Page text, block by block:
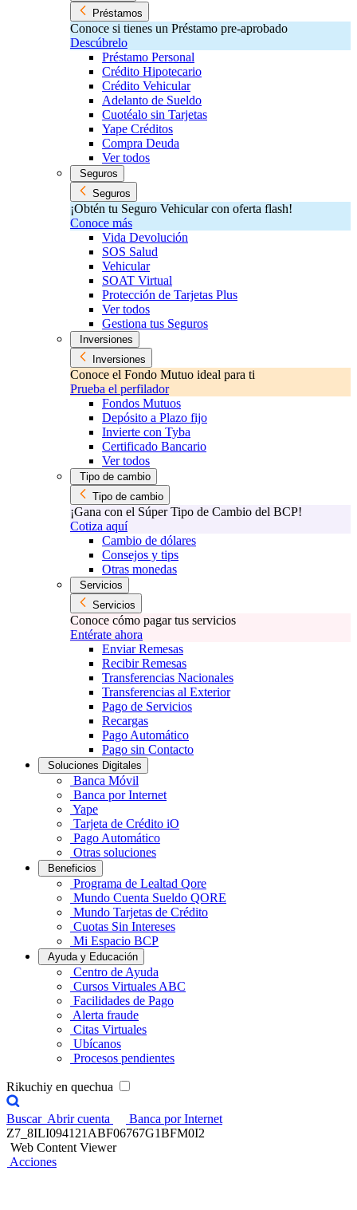
Préstamos
Conoce si tienes un Préstamo pre-aprobado
Descúbrelo
Préstamo Personal
Crédito Hipotecario
Crédito Vehicular
Adelanto de Sueldo
Cuotéalo sin Tarjetas
Yape Créditos
Compra Deuda
Ver todos
Seguros
Seguros
¡Obtén tu Seguro Vehicular con oferta flash!
Conoce más
Vida Devolución
SOS Salud
Vehicular
SOAT Virtual
Protección de Tarjetas Plus
Ver todos
Gestiona tus Seguros
Inversiones
Inversiones
Conoce el Fondo Mutuo ideal para ti
Prueba el perfilador
Fondos Mutuos
Depósito a Plazo fijo
Invierte con Tyba
Certificado Bancario
Ver todos
Tipo de cambio
Tipo de cambio
¡Gana con el Súper Tipo de Cambio del BCP!
Cotiza aquí
Cambio de dólares
Consejos y tips
Otras monedas
Servicios
Servicios
Conoce cómo pagar tus servicios
Entérate ahora
Enviar Remesas
Recibir Remesas
Transferencias Nacionales
Transferencias al Exterior
Pago de Servicios
Recargas
Pago Automático
Pago sin Contacto
Soluciones Digitales
Banca Móvil
Banca por Internet
Yape
Tarjeta de Crédito iO
Pago Automático
Otras soluciones
Beneficios
Programa de Lealtad Qore
Mundo Cuenta Sueldo QORE
Mundo Tarjetas de Crédito
Cuotas Sin Intereses
Mi Espacio BCP
Ayuda y Educación
Centro de Ayuda
Cursos Virtuales ABC
Facilidades de Pago
Alerta fraude
Citas Virtuales
Ubícanos
Procesos pendientes
Rikuchiy en quechua
Buscar Abrir cuenta
Banca por Internet
Z7_8ILI094121ABF06767G1BFM0I2
Web Content Viewer
Acciones